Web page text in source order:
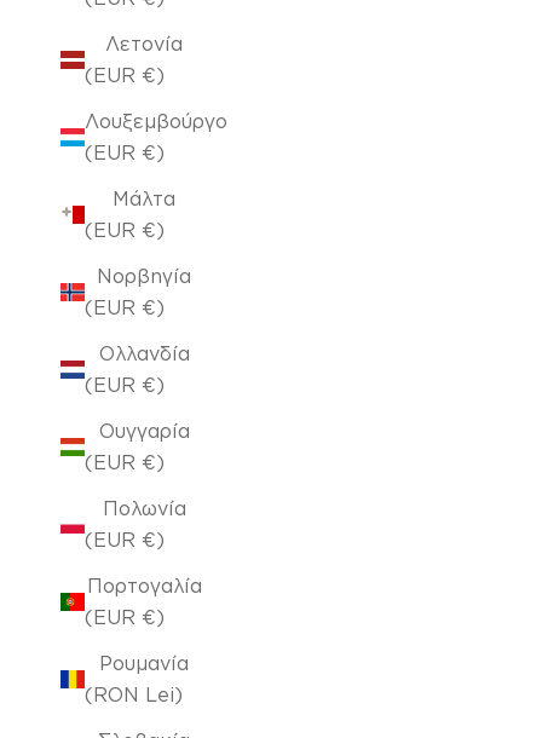
Λετονία
(EUR €)
Λουξεμβούργο
(EUR €)
Μάλτα
(EUR €)
Νορβηγία
(EUR €)
Ολλανδία
(EUR €)
Ουγγαρία
(EUR €)
Πολωνία
(EUR €)
Πορτογαλία
(EUR €)
Ρουμανία
(RON Lei)